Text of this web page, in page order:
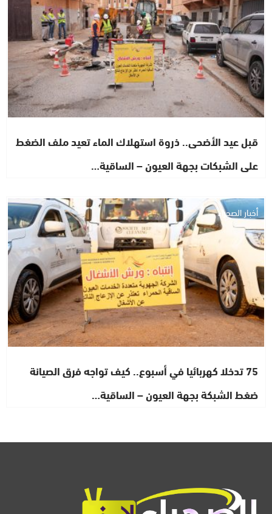
قبل عيد الأضحى.. ذروة استهلاك الماء تعيد ملف الضغط
على الشبكات بجهة العيون – الساقية…
أخبار الصحراء
75 تدخلا كهربائيا في أسبوع.. كيف تواجه فرق الصيانة
ضغط الشبكة بجهة العيون – الساقية…